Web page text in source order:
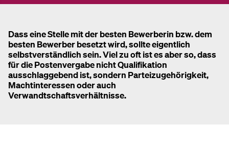
Dass eine Stelle mit der besten Bewerberin bzw. dem
besten Bewerber besetzt wird, sollte eigentlich
selbstverständlich sein. Viel zu oft ist es aber so, dass
für die Postenvergabe nicht Qualifikation
ausschlaggebend ist, sondern Parteizugehörigkeit,
Machtinteressen oder auch
Verwandtschaftsverhältnisse.